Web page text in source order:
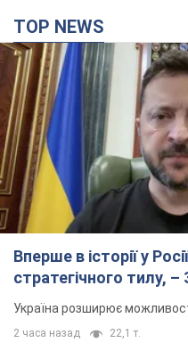
TOP NEWS
Вперше в історії у
стратегічного тилу, –
Україна розширює
2 часа назад 22,1 т.